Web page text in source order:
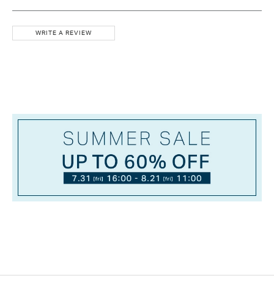
WRITE A REVIEW